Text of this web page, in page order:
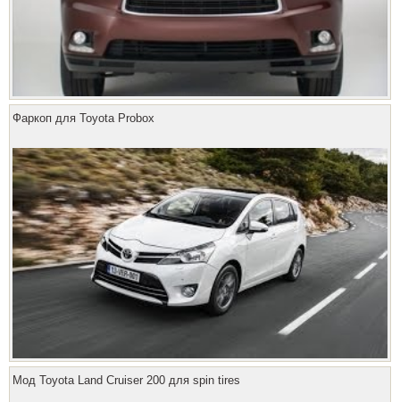
Фаркоп для Toyota Probox
Мод Toyota Land Cruiser 200 для spin tires